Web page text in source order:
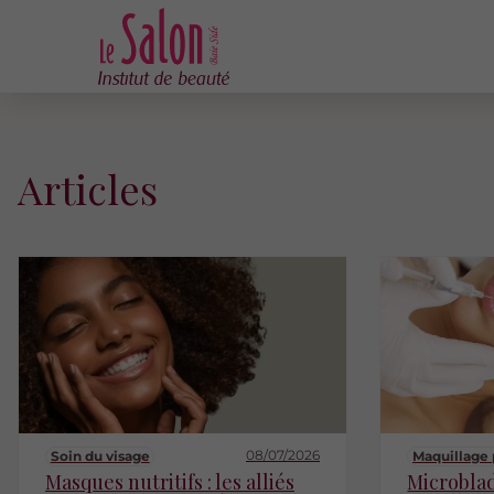
Articles
Soin du visage 08/07/2026
Masques nutritifs : les alliés
Maquillage